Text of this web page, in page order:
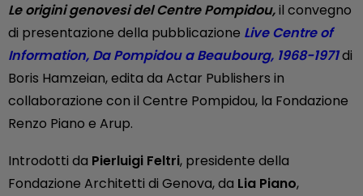
Le origini genovesi del Centre Pompidou,il convegno
di presentazione della pubblicazione Live Centre of
Information, Da Pompidou a Beaubourg, 1968-1971di
Boris Hamzeian, edita da Actar Publishers in
collaborazione con il Centre Pompidou, la Fondazione
Renzo Piano e Arup.
Introdotti da Pierluigi Feltri, presidente della
Fondazione Architetti di Genova, da Lia Piano,